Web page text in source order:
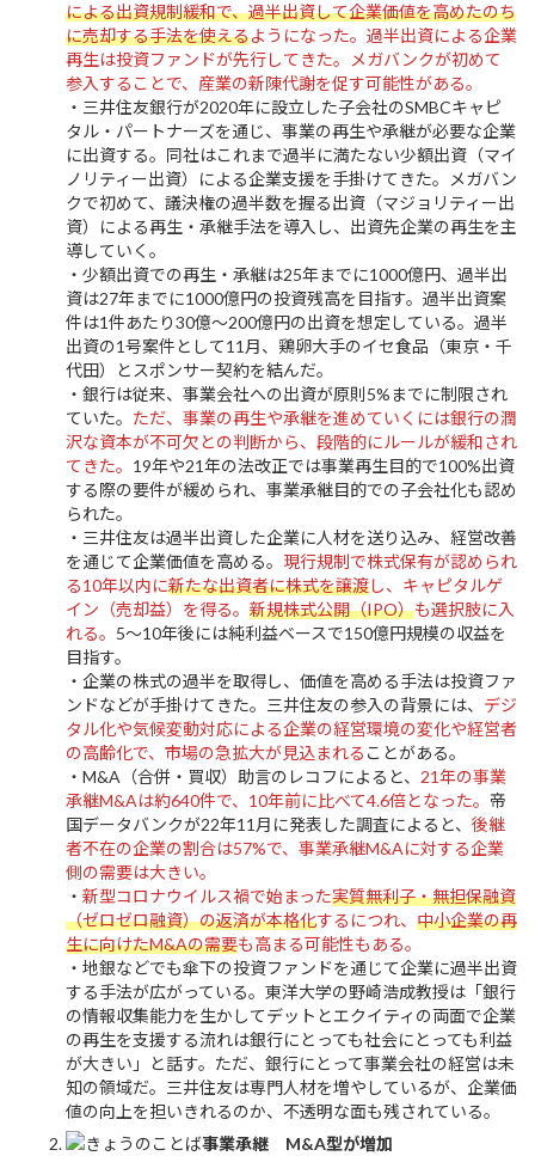
による出資規制緩和で、過半出資して企業価値を高めたのち
に売却する手法を使えるようになった。過半出資による企業
再生は投資ファンドが先行してきた。メガバンクが初めて
参入することで、産業の新陳代謝を促す可能性がある。
・三井住友銀行が2020年に設立した子会社のSMBCキャピ
タル・パートナーズを通じ、事業の再生や承継が必要な企業
に出資する。同社はこれまで過半に満たない少額出資（マイ
ノリティー出資）による企業支援を手掛けてきた。メガバン
クで初めて、議決権の過半数を握る出資（マジョリティー出
資）による再生・承継手法を導入し、出資先企業の再生を主
導していく。
・少額出資での再生・承継は25年までに1000億円、過半出
資は27年までに1000億円の投資残高を目指す。過半出資案
件は1件あたり30億～200億円の出資を想定している。過半
出資の1号案件として11月、鶏卵大手のイセ食品（東京・千
代田）とスポンサー契約を結んだ。
・銀行は従来、事業会社への出資が原則5%までに制限され
ていた。 ただ、事業の再生や承継を進めていくには銀行の潤
沢な資本が不可欠との判断から、段階的にルールが緩和され
てきた。 19年や21年の法改正では事業再生目的で100%出資
する際の要件が緩められ、事業承継目的での子会社化も認め
られた。
・三井住友は過半出資した企業に人材を送り込み、経営改善
を通じて企業価値を高める。 現行規制で株式保有が認められ
る10年以内に新たな出資者に株式を譲渡し、キャピタルゲ
イン（売却益）を得る。 新規株式公開（IPO）も選択肢に入
れる。 5～10年後には純利益ベースで150億円規模の収益を
目指す。
・企業の株式の過半を取得し、価値を高める手法は投資ファ
ンドなどが手掛けてきた。三井住友の参入の背景には、 デジ
タル化や気候変動対応による企業の経営環境の変化や経営者
の高齢化で、市場の急拡大が見込まれる ことがある。
・M&A（合併・買収）助言のレコフによると、 21年の事業
承継M&Aは約640件で、10年前に比べて4.6倍となった。 帝
国データバンクが22年11月に発表した調査によると、 後継
者不在の企業の割合は57%で、事業承継M&Aに対する企業
側の需要は大きい。
・ 新型コロナウイルス禍で始まった実質無利子・無担保融資
（ゼロゼロ融資）の返済が本格化するにつれ、 中小企業の再
生に向けたM&Aの需要も高まる可能性もある。
・地銀などでも傘下の投資ファンドを通じて企業に過半出資
する手法が広がっている。東洋大学の野崎浩成教授は「銀行
の情報収集能力を生かしてデットとエクイティの両面で企業
の再生を支援する流れは銀行にとっても社会にとっても利益
が大きい」と話す。ただ、銀行にとって事業会社の経営は未
知の領域だ。三井住友は専門人材を増やしているが、企業価
値の向上を担いきれるのか、不透明な面も残されている。
事業承継 M&A型が増加